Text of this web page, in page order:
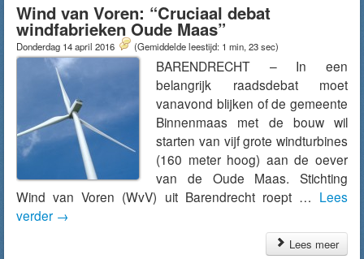
Wind van Voren: “Cruciaal debat
windfabrieken Oude Maas”
Donderdag 14 april 2016 (Gemiddelde leestijd: 1 min, 23 sec)
BARENDRECHT – In een
belangrijk raadsdebat moet
vanavond blijken of de gemeente
Binnenmaas met de bouw wil
starten van vijf grote windturbines
(160 meter hoog) aan de oever
van de Oude Maas. Stichting
Wind van Voren (WvV) uit Barendrecht roept … Lees
verder →
Lees meer